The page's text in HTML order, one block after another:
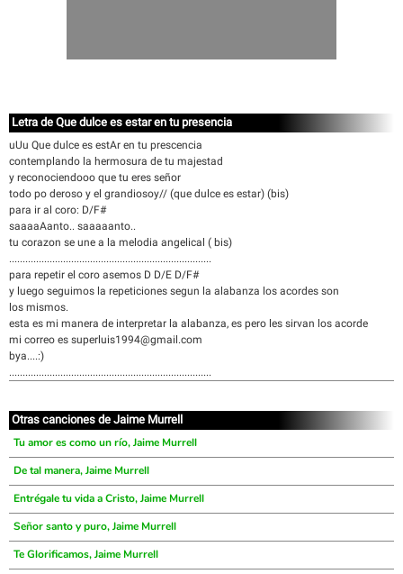
Letra de Que dulce es estar en tu presencia
uUu Que dulce es estAr en tu prescencia
contemplando la hermosura de tu majestad
y reconociendooo que tu eres señor
todo po deroso y el grandiosoy// (que dulce es estar) (bis)
para ir al coro: D/F#
saaaaAanto.. saaaaanto..
tu corazon se une a la melodia angelical ( bis)
...........................................................................
para repetir el coro asemos D D/E D/F#
y luego seguimos la repeticiones segun la alabanza los acordes son
los mismos.
esta es mi manera de interpretar la alabanza, es pero les sirvan los acorde
mi correo es superluis1994@gmail.com
bya....:)
...........................................................................
Otras canciones de Jaime Murrell
Tu amor es como un río, Jaime Murrell
De tal manera, Jaime Murrell
Entrégale tu vida a Cristo, Jaime Murrell
Señor santo y puro, Jaime Murrell
Te Glorificamos, Jaime Murrell